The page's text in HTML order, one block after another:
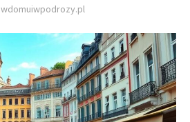
wdomuiwpodrozy.pl